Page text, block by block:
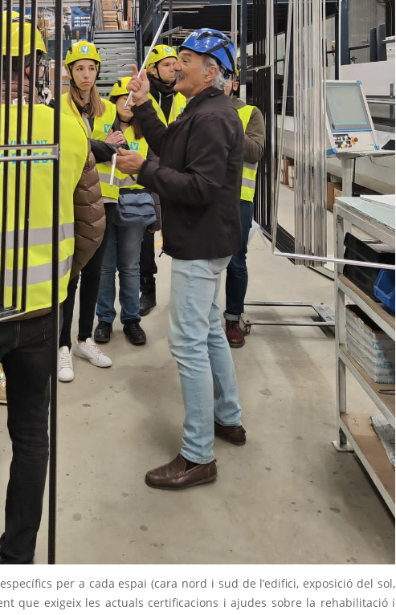
per a cada espai (cara nord i sud de l’edifici, exposició del sol,
que exigeix les actuals certificacions i ajudes sobre la rehabilitació i